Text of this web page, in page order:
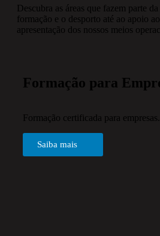
Descubra as áreas que fazem parte
formação e o desporto até ao apoio
apresentação dos nossos meios
Formação para
Formação certificada para empresas.
Saiba mais